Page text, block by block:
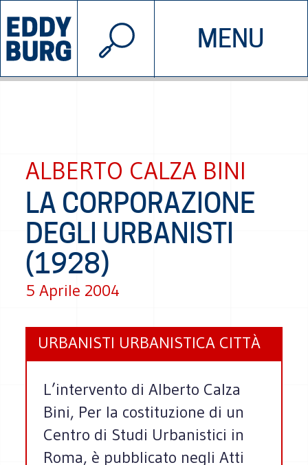
MENU
INIZIATIVE CHI SIAMO
© 2026 EDDYBURG
ALBERTO CALZA BINI
LA CORPORAZIONE
DEGLI URBANISTI
(1928)
5 Aprile 2004
URBANISTI URBANISTICA CITTÀ
L’intervento di Alberto Calza
Bini, Per la costituzione di un
Centro di Studi Urbanistici in
Roma, è pubblicato negli Atti